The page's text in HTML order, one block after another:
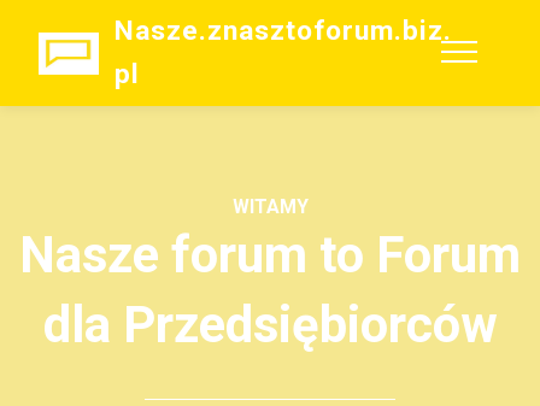
Nasze.znasztoforum.biz.
pl
WITAMY
Nasze forum to Forum
dla Przedsiębiorców